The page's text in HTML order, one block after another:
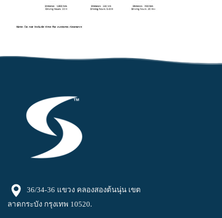
36/34-36 แขวง คลองสองต้นนุ่น เขต
ลาดกระบัง กรุงเทพ 10520.